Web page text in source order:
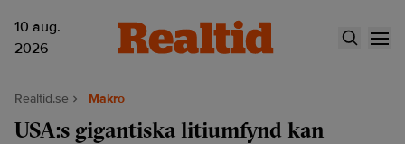
10 aug.
2026
Realtid.se Makro
USA:s gigantiska litiumfynd kan